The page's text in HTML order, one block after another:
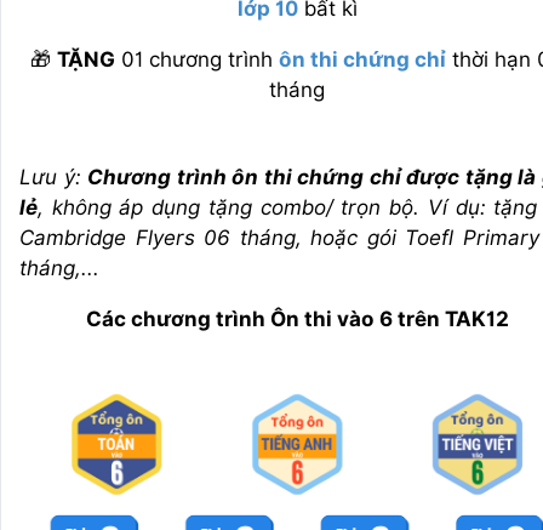
lớp 10bất kì
🎁 TẶNG 01 chương trình ôn thi chứng chỉ thời hạn
tháng
Lưu ý: Chương trình ôn thi chứng chỉ được tặng là
lẻ, không áp dụng tặng combo/ trọn bộ. Ví dụ: tặng
Cambridge Flyers 06 tháng, hoặc gói Toefl
tháng,...
Các chương trình Ôn thi vào 6 trên TAK12